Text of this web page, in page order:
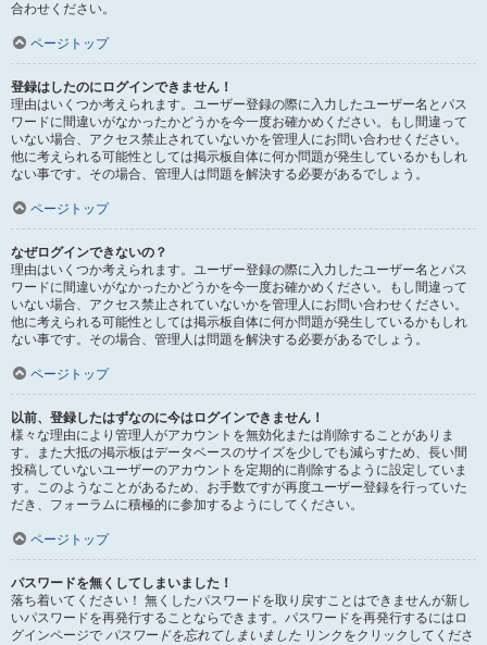
合わせください。
ページトップ
登録はしたのにログインできません！
理由はいくつか考えられます。ユーザー登録の際に入力したユーザー名とパス
ワードに間違いがなかったかどうかを今一度お確かめください。もし間違って
いない場合、アクセス禁止されていないかを管理人にお問い合わせください。
他に考えられる可能性としては掲示板自体に何か問題が発生しているかもしれ
ない事です。その場合、管理人は問題を解決する必要があるでしょう。
ページトップ
なぜログインできないの？
理由はいくつか考えられます。ユーザー登録の際に入力したユーザー名とパス
ワードに間違いがなかったかどうかを今一度お確かめください。もし間違って
いない場合、アクセス禁止されていないかを管理人にお問い合わせください。
他に考えられる可能性としては掲示板自体に何か問題が発生しているかもしれ
ない事です。その場合、管理人は問題を解決する必要があるでしょう。
ページトップ
以前、登録したはずなのに今はログインできません！
様々な理由により管理人がアカウントを無効化または削除することがありま
す。また大抵の掲示板はデータベースのサイズを少しでも減らすため、長い間
投稿していないユーザーのアカウントを定期的に削除するように設定していま
す。このようなことがあるため、お手数ですが再度ユーザー登録を行っていた
だき、フォーラムに積極的に参加するようにしてください。
ページトップ
パスワードを無くしてしまいました！
落ち着いてください！ 無くしたパスワードを取り戻すことはできませんが新し
いパスワードを再発行することならできます。パスワードを再発行するにはロ
グインページで パスワードを忘れてしまいました リンクをクリックしてくださ